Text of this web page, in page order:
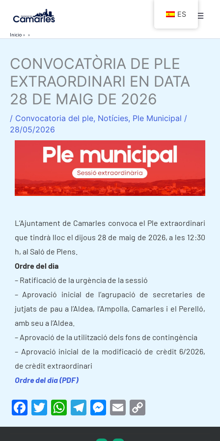
contenido
Inicio
CONVOCATÒRIA DE PLE
EXTRAORDINARI EN DATA
28 DE MAIG DE 2026
/ Convocatoria del ple, Notícies, Ple Municipal /
28/05/2026
L’Ajuntament de Camarles convoca el Ple extraordinari
que tindrà lloc el dijous 28 de maig de 2026, a les 12:30
h, al Saló de Plens.
Ordre del dia
– Ratificació de la urgència de la sessió
– Aprovació inicial de l’agrupació de secretaries de
jutjats de pau a l’Aldea, l’Ampolla, Camarles i el Perelló,
amb seu a l’Aldea.
– Aprovació de la utilització dels fons de contingència
– Aprovació inicial de la modificació de crèdit 6/2026,
de crèdit extraordinari
Ordre del dia (PDF)
F
a
T
w
W
h
T
el
M
e
E
m o
ES